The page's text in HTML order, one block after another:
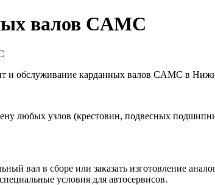
валов CAMC
и обслуживание карданных валов CAMC в
любых узлов (крестовин, подвесных
вал в сборе или заказать изготовление
условия для автосервисов.